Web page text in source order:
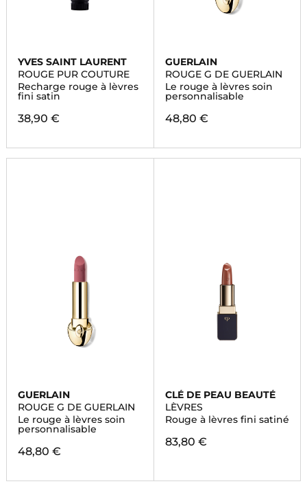
YVES SAINT LAURENT
ROUGE PUR COUTURE
Recharge rouge à lèvres
fini satin
38,90 €
GUERLAIN
ROUGE G DE GUERLAIN
Le rouge à lèvres soin
personnalisable
48,80 €
GUERLAIN
ROUGE G DE GUERLAIN
Le rouge à lèvres soin
personnalisable
48,80 €
CLÉ DE PEAU BEAUTÉ
LÈVRES
Rouge à lèvres fini satiné
83,80 €